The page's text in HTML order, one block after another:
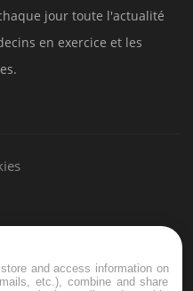
jour toute l'actualité
en exercice et les
store and access information on
etc.), combine and share